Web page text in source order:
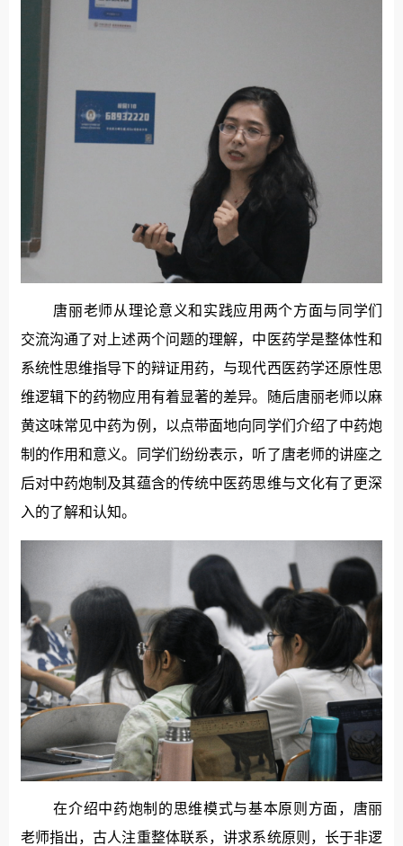
唐丽老师从理论意义和实践应用两个方面与同学们
交流沟通了对上述两个问题的理解，中医药学是整体性和
系统性思维指导下的辩证用药，与现代西医药学还原性思
维逻辑下的药物应用有着显著的差异。随后唐丽老师以麻
黄这味常见中药为例，以点带面地向同学们介绍了中药炮
制的作用和意义。同学们纷纷表示，听了唐老师的讲座之
后对中药炮制及其蕴含的传统中医药思维与文化有了更深
入的了解和认知。
在介绍中药炮制的思维模式与基本原则方面，唐丽
老师指出，古人注重整体联系，讲求系统原则，长于非逻